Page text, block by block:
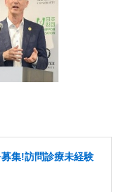
集!訪問診療未経験